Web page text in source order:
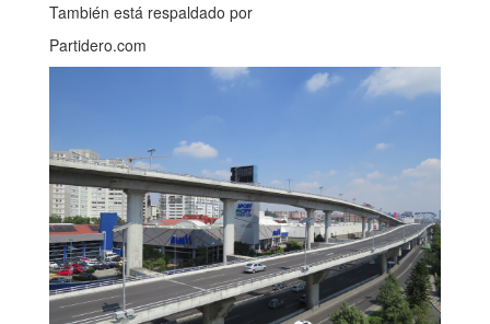
También está respaldado por
Partidero.com